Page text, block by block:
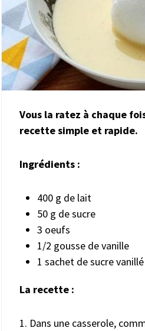
Vous la ratez à chaque
recette simple et rapide.
Ingrédients :
400 g de lait
50 g de sucre
3 oeufs
1/2 gousse de vanille
1 sachet de sucre vanillé
La recette :
1. Dans une casserole,